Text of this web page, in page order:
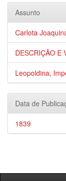
Assunto
Carlota
DESCRIÇÃO E
Leopoldina,
Data de
1839